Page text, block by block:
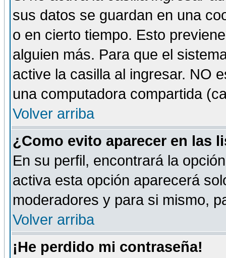
sus datos se guardan en una
o en cierto tiempo. Esto
alguien más. Para que el
active la casilla al ingresar. NO
una computadora compartida
Volver arriba
¿Como evito aparecer en las
En su perfil, encontrará la
activa esta opción aparecerá
moderadores y para si mismo,
Volver arriba
¡He perdido mi contraseña!